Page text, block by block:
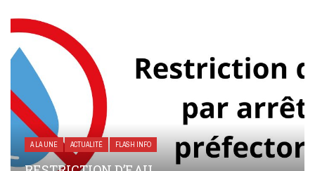
A LA UNE ACTUALITÉ FLASH INFO